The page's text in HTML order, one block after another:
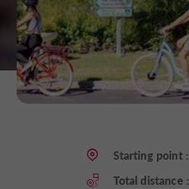
Starting point :
Total distance :